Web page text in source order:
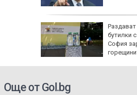
бутилки
София
Още от Gol.bg